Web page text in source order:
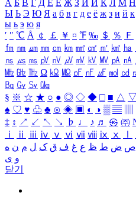
А Б В Г Д Е Ё Ж З И Й К Л М Н
Ы Ь Э Ю Я а б в г д е ё ж з и й к
ы ь э ю я
′ ″ ℃ Å ￠ ￡ ￥ ¤ ℉ ‰ ＄ ％ Ｆ
㎙ ㎚ ㎛ ㎜ ㎝ ㎞ ㎟ ㎠ ㎡ ㎢ ㏊
㎱ ㎲ ㎳ ㎴ ㎵ ㎶ ㎷ ㎸ ㎹ ㎀ ㎁
㎒ ㎓ ㎔ Ω ㏀ ㏁ ㎊ ㎋ ㎌ ㏖ ㏅
㏃ ㏉ ㏜ ㏆
§ ※ ☆ ★ ○ ● ◎ ◇ ◆ □ ■ △ ▽
♠ ♡ ♥ ♧ ♣ ⊙ ◈ ▣ ◐ ◑ ▒ ▤
‡ ↕ ↗ ↙ ↖ ↘ ♭ ♩ ♪ ♬ ㉿ ㈜
ⅰ
ⅱ ⅲ ⅳ ⅴ ⅵ ⅶ ⅷ ⅸ ⅹ
ص ض ط ظ ع غ ف ق ک ل م ن ه
و ی
닫기